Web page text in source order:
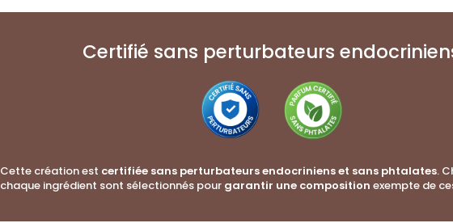
Certifié sans perturbateurs
Cette création est certifiée sans perturbateurs endocriniens et sans phtalates.
chaque ingrédient sont sélectionnés pour garantir une composition exempte de